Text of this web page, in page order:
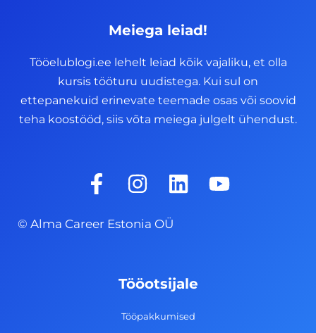
Meiega leiad!
Tööelublogi.ee lehelt leiad kõik vajaliku, et olla
kursis tööturu uudistega. Kui sul on
ettepanekuid erinevate teemade osas või soovid
teha koostööd, siis võta meiega julgelt ühendust.
F
a
e
I
n
s
t
g
a
L
i
d
n
Y
o
© Alma Career Estonia OÜ
Tööotsijale
Tööpakkumised